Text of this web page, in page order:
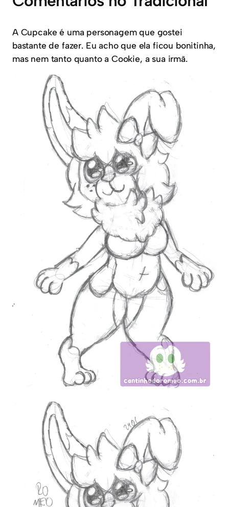
A Cupcake é uma personagem que gostei
bastante de fazer. Eu acho que ela ficou bonitinha,
mas nem tanto quanto a Cookie, a sua irmã.